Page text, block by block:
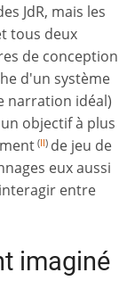
JdR, mais les
tous deux
de conception
d'un système
narration idéal)
objectif à plus
(II) de jeu de
eux aussi
entre
imaginé